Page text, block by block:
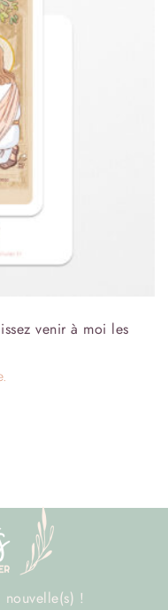
venir à moi les
nouvelle(s) !